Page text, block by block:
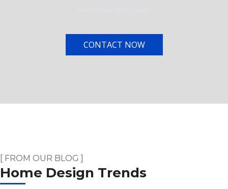
CONTACT NOW
[ FROM OUR BLOG ]
Home Design Trends